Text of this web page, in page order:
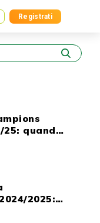
Registrati
25: quando
vederli
2025:
da